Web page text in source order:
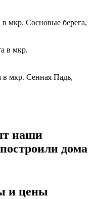
мкр. Сосновые берега,
в мкр.
мкр. Сенная Падь,
наши
дома
и цены